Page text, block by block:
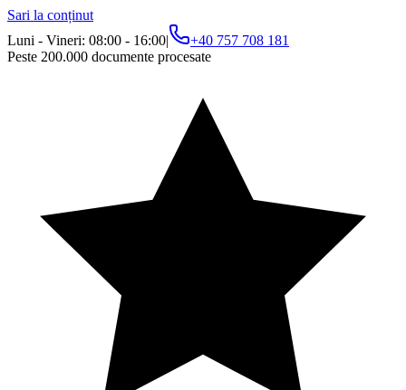
Sari la conținut
Luni - Vineri: 08:00 - 16:00|
+40 757 708 181
Peste 200.000 documente procesate